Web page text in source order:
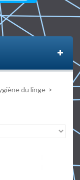
du linge >